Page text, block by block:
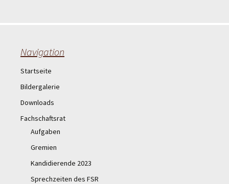
Navigation
Startseite
Bildergalerie
Downloads
Fachschaftsrat
Aufgaben
Gremien
Kandidierende 2023
Sprechzeiten des FSR